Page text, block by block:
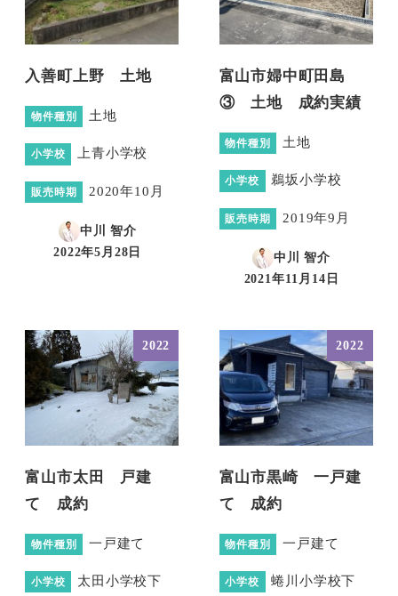
入善町上野 土地
物件種別 土地
小学校 上青小学校
販売時期 2020年10月
中川 智介
投稿日
2022年5月28日
富山市婦中町田島
③ 土地 成約実績
物件種別 土地
小学校 鵜坂小学校
販売時期 2019年9月
中川 智介
投稿日
2021年11月14日
2022
富山市太田 戸建
て 成約
物件種別 一戸建て
小学校 太田小学校下
2022
富山市黒崎 一戸建
て 成約
物件種別 一戸建て
小学校 蜷川小学校下